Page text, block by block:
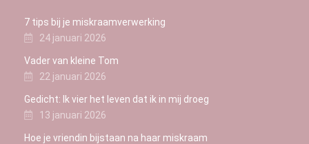
7 tips bij je miskraamverwerking
24 januari 2026
Vader van kleine Tom
22 januari 2026
Gedicht: Ik vier het leven dat ik in mij droeg
13 januari 2026
Hoe je vriendin bijstaan na haar miskraam